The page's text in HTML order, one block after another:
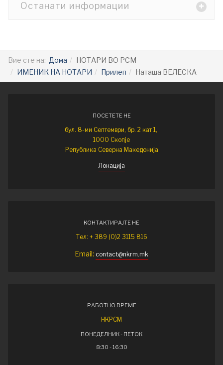
Останати информации
Вие сте на: Дома
НОТАРИ ВО РСМ
ИМЕНИК НА НОТАРИ
Прилеп Наташа ВЕЛЕСКА
ПОСЕТЕТЕ НЕ
бул. 8-ми Септември, бр. 2 кат 1,
1000 Скопје
Република Северна Македонија
Локација
КОНТАКТИРАЈТЕ НЕ
Тел: + 389 (0)2 3115 816
Email: contact@nkrm.mk
РАБОТНО ВРЕМЕ
НКРСМ
ПОНЕДЕЛНИК - ПЕТОК
8:30 - 16:30